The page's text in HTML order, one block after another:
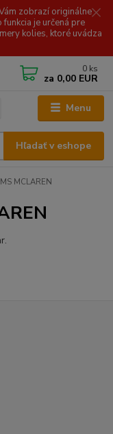
zobrazí originálne
je určená pre
kolies, ktoré uvádza
Menu
Hľadať v eshope
0 ks
za 0,00 EUR
MCLAREN